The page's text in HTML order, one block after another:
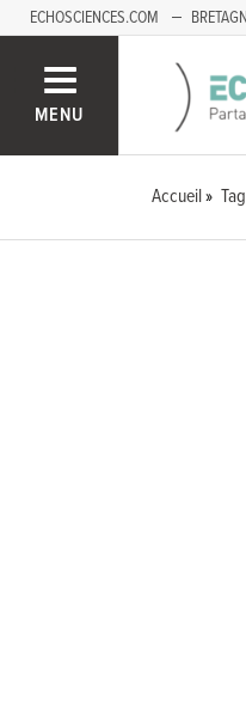
ECHOSCIENCES.COM
MENU
Accueil